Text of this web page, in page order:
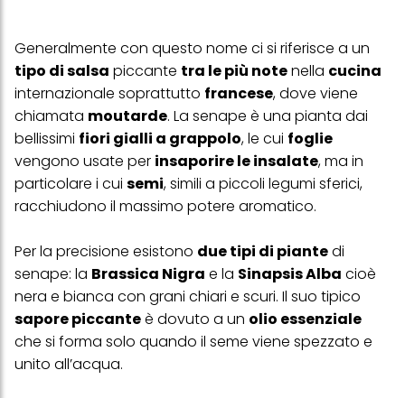
Generalmente con questo nome ci si riferisce a un
tipo di salsa piccante tra le più notenella cucina
internazionale soprattutto francese, dove viene
chiamata moutarde. La senape è una pianta dai
bellissimi fiori gialli a grappolo, le cui foglie
vengono usate per insaporire le insalate, ma in
particolare i cui semi, simili a piccoli legumi sferici,
racchiudono il massimo potere aromatico.
Per la precisione esistono due tipi di piantedi
senape: la Brassica Nigra e la Sinapsis Alba cioè
nera e bianca con grani chiari e scuri. Il suo tipico
sapore piccanteè dovuto a un olio essenziale
che si forma solo quando il seme viene spezzato e
unito all’acqua.